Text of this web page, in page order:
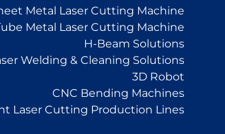
Metal Laser Cutting Machine
Metal Laser Cutting Machine
H-Beam Solutions
Welding & Cleaning Solutions
3D Robot
CNC Bending Machines
Laser Cutting Production Lines